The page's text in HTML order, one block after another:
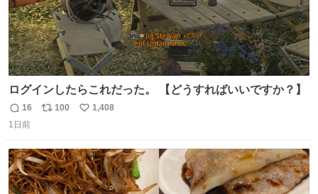
ログインしたらこれだった。 【どうすればいいですか？】
返
信
16
リ
ト
数
100
い
数
1,408
1日前